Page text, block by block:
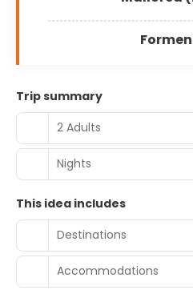
Trip summary
2 Adults
Nights
This idea includes
Destinations
Accommodations